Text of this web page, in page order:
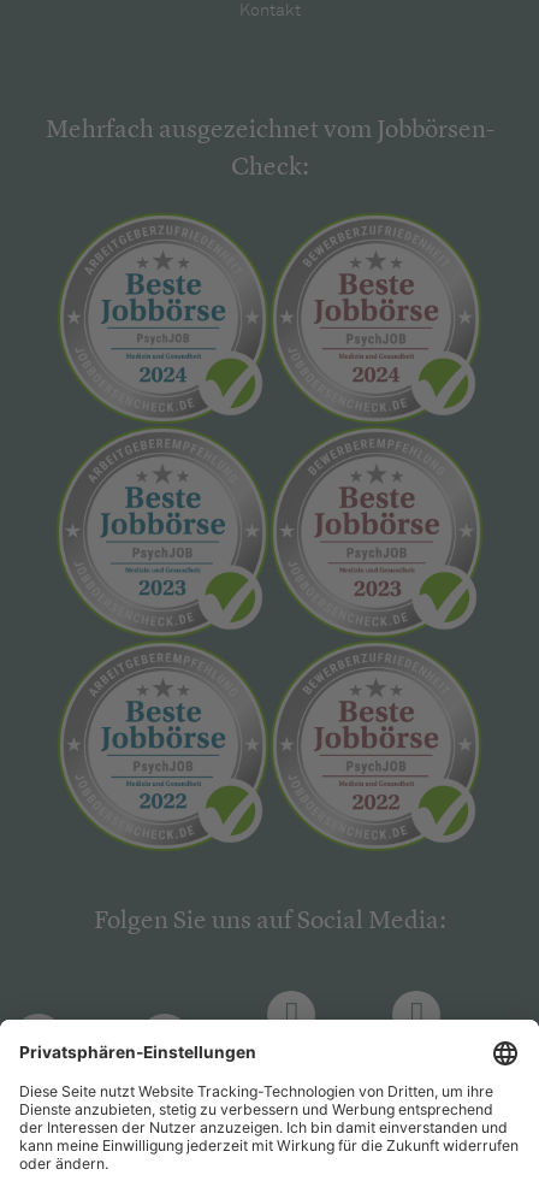
Kontakt
Mehrfach ausgezeichnet vom Jobbörsen-
Check:
Folgen Sie uns auf Social Media:
PsychJOB PsychJOB
Hogrefe
Verlag
Hogrefe
Verlag